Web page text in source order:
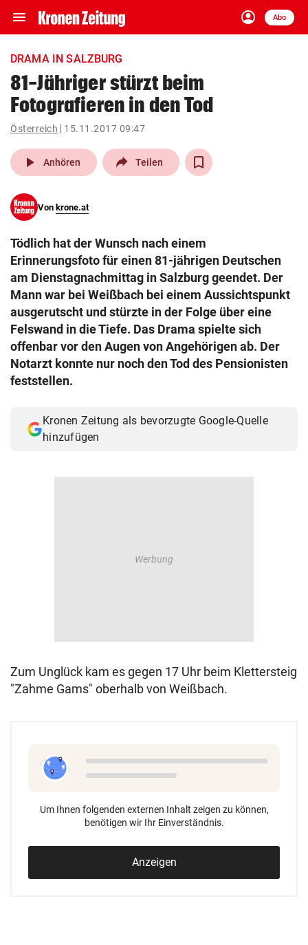
menu Navigation
ein-/ausklappen
account_circle
Anmelden
Abo
close Schließen
account_circle Anmelden
arrow_right
pin_drop
Wien arrow_right
search
eingeben
© Krone Multimedia GmbH & Co KG 2026
Muthgasse 2, 1190 Wien
DRAMA IN SALZBURG
81-Jähriger stürzt beim
Fotografieren in den Tod
Österreich 15.11.2017 09:47
play_arrow Anhören Teilen
Von krone.at
Tödlich hat der Wunsch nach einem
Erinnerungsfoto für einen 81-jährigen Deutschen
am Dienstagnachmittag in Salzburg geendet. Der
Mann war bei Weißbach bei einem Aussichtspunkt
ausgerutscht und stürzte in der Folge über eine
Felswand in die Tiefe. Das Drama spielte sich
offenbar vor den Augen von Angehörigen ab. Der
Notarzt konnte nur noch den Tod des Pensionisten
feststellen.
Kronen Zeitung als bevorzugte Google-Quelle
hinzufügen
Zum Unglück kam es gegen 17 Uhr beim Klettersteig
"Zahme Gams" oberhalb von Weißbach.
Um Ihnen folgenden externen Inhalt zeigen zu können,
benötigen wir Ihr Einverständnis.
Anzeigen